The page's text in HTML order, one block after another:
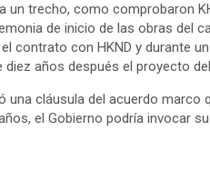
un trecho, como comprobaron
de inicio de las obras del
contrato con HKND y durante
años después el proyecto
una cláusula del acuerdo
el Gobierno podría invocar